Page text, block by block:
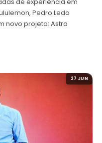
de experiência em
Pedro Ledo
novo projeto: Astra
27 JUN